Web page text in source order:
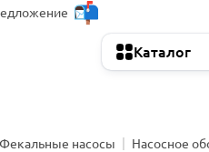
Каталог
Фекальные насосы Насосное